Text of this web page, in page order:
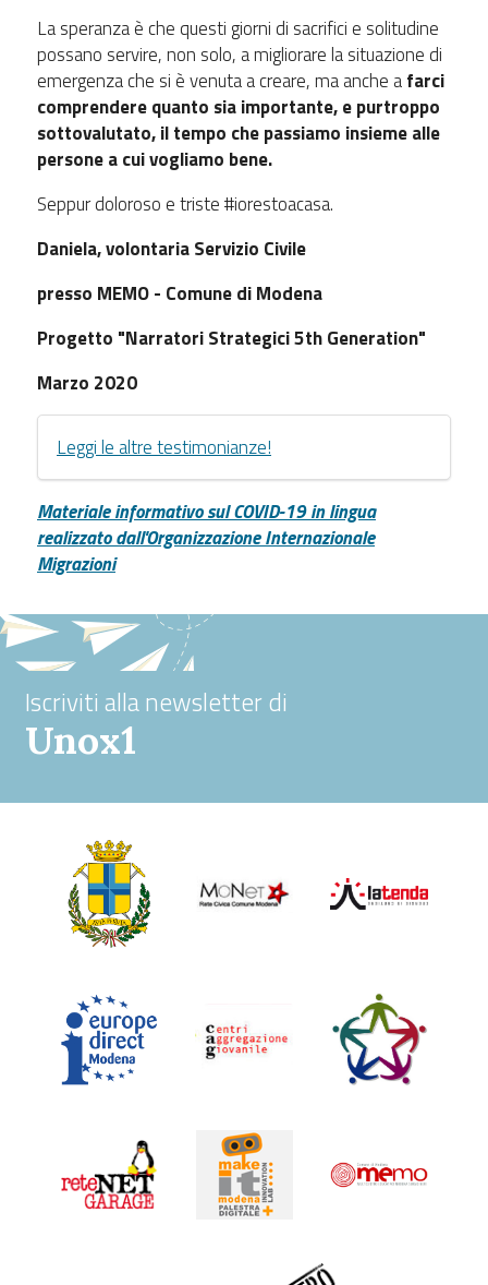
La speranza è che questi giorni di sacrifici e solitudine
possano servire, non solo, a migliorare la situazione di
emergenza che si è venuta a creare, ma anche afarci
comprendere quanto sia importante, e purtroppo
sottovalutato, il tempo che passiamo insieme alle
persone a cui vogliamo bene.
Seppur doloroso e triste #iorestoacasa.
Daniela, volontaria Servizio Civile
presso MEMO - Comune di Modena
Progetto "Narratori Strategici 5th Generation"
Marzo 2020
Leggi le altre testimonianze!
Materiale informativo sul COVID-19 in lingua
realizzato dall'Organizzazione Internazionale
Migrazioni
Iscriviti alla newsletter di
Unox1